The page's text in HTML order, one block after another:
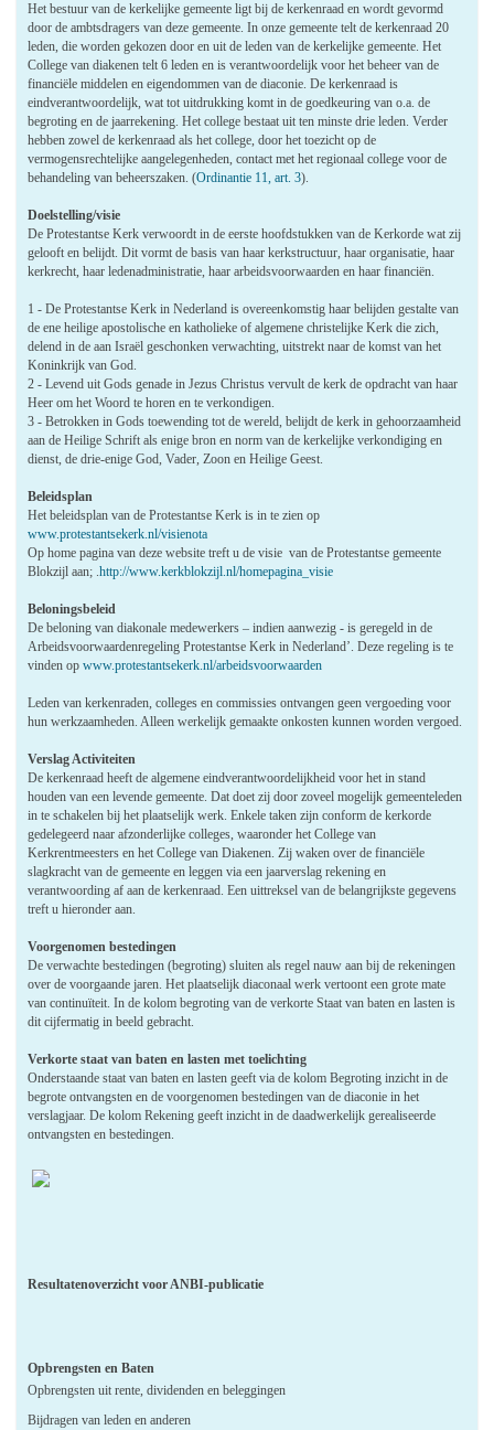
Het bestuur van de kerkelijke gemeente ligt bij de kerkenraad en wordt gevormd
door de ambtsdragers van deze gemeente. In onze gemeente telt de kerkenraad 20
leden, die worden gekozen door en uit de leden van de kerkelijke gemeente. Het
College van diakenen telt 6 leden en is verantwoordelijk voor het beheer van de
financiële middelen en eigendommen van de diaconie. De kerkenraad is
eindverantwoordelijk, wat tot uitdrukking komt in de goedkeuring van o.a. de
begroting en de jaarrekening. Het college bestaat uit ten minste drie leden. Verder
hebben zowel de kerkenraad als het college, door het toezicht op de
vermogensrechtelijke aangelegenheden, contact met het regionaal college voor de
behandeling van beheerszaken. (Ordinantie 11, art. 3).
Doelstelling/visie
De Protestantse Kerk verwoordt in de eerste hoofdstukken van de Kerkorde wat zij
gelooft en belijdt. Dit vormt de basis van haar kerkstructuur, haar organisatie, haar
kerkrecht, haar ledenadministratie, haar arbeidsvoorwaarden en haar financiën.
1 - De Protestantse Kerk in Nederland is overeenkomstig haar belijden gestalte van
de ene heilige apostolische en katholieke of algemene christelijke Kerk die zich,
delend in de aan Israël geschonken verwachting, uitstrekt naar de komst van het
Koninkrijk van God.
2 - Levend uit Gods genade in Jezus Christus vervult de kerk de opdracht van haar
Heer om het Woord te horen en te verkondigen.
3 - Betrokken in Gods toewending tot de wereld, belijdt de kerk in gehoorzaamheid
aan de Heilige Schrift als enige bron en norm van de kerkelijke verkondiging en
dienst, de drie-enige God, Vader, Zoon en Heilige Geest.
Beleidsplan
Het beleidsplan van de Protestantse Kerk is in te zien op
www.protestantsekerk.nl/visienota
Op home pagina van deze website treft u de visie van de Protestantse gemeente
Blokzijl aan; .http://www.kerkblokzijl.nl/homepagina_visie
Beloningsbeleid
De beloning van diakonale medewerkers – indien aanwezig - is geregeld in de
Arbeidsvoorwaardenregeling Protestantse Kerk in Nederland’. Deze regeling is te
vinden opwww.protestantsekerk.nl/arbeidsvoorwaarden
Leden van kerkenraden, colleges en commissies ontvangen geen vergoeding voor
hun werkzaamheden. Alleen werkelijk gemaakte onkosten kunnen worden vergoed.
Verslag Activiteiten
De kerkenraad heeft de algemene eindverantwoordelijkheid voor het in stand
houden van een levende gemeente. Dat doet zij door zoveel mogelijk gemeenteleden
in te schakelen bij het plaatselijk werk. Enkele taken zijn conform de kerkorde
gedelegeerd naar afzonderlijke colleges, waaronder het College van
Kerkrentmeesters en het College van Diakenen. Zij waken over de financiële
slagkracht van de gemeente en leggen via een jaarverslag rekening en
verantwoording af aan de kerkenraad. Een uittreksel van de belangrijkste gegevens
treft u hieronder aan.
Voorgenomen bestedingen
De verwachte bestedingen (begroting) sluiten als regel nauw aan bij de rekeningen
over de voorgaande jaren. Het plaatselijk diaconaal werk vertoont een grote mate
van continuïteit. In de kolom begroting van de verkorte Staat van baten en lasten is
dit cijfermatig in beeld gebracht.
Verkorte staat van baten en lasten met toelichting
Onderstaande staat van baten en lasten geeft via de kolom Begroting inzicht in de
begrote ontvangsten en de voorgenomen bestedingen van de diaconie in het
verslagjaar. De kolom Rekening geeft inzicht in de daadwerkelijk gerealiseerde
ontvangsten en bestedingen.
Resultatenoverzicht voor ANBI-publicatie
Opbrengsten en Baten
Opbrengsten uit rente, dividenden en beleggingen
Bijdragen van leden en anderen